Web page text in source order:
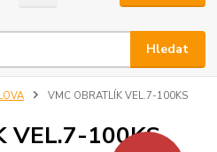
Hledat
VMC OBRATLÍK VEL.7-100KS
VEL.7-100KS